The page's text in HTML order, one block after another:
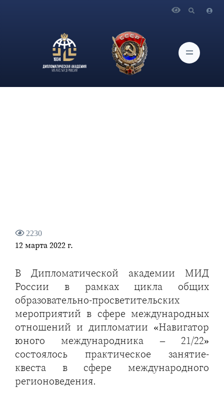
общих образовательно-просветительских мероприятий
«Навигатор юного международника – 21/22» состоялось
практическое занятие-квеста в сфере международного
регионоведения
2230
12 марта 2022 г.
В Дипломатической академии МИД
России в рамках цикла общих
образовательно-просветительских
мероприятий в сфере международных
отношений и дипломатии «Навигатор
юного международника – 21/22»
состоялось практическое занятие-
квеста в сфере международного
регионоведения.